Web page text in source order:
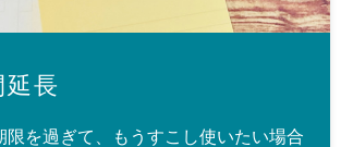
延長
限を過ぎて、もうすこし使いたい場合